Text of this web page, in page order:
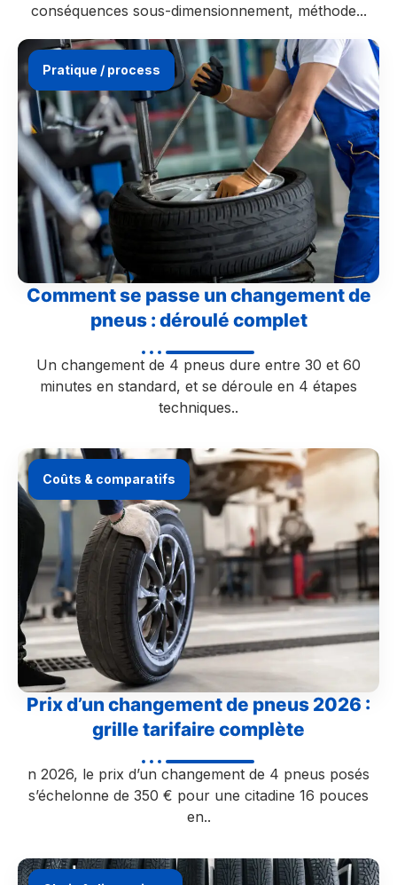
conséquences sous-dimensionnement, méthode...
Pratique / process
Comment se passe un changement de
pneus : déroulé complet
Un changement de 4 pneus dure entre 30 et 60
minutes en standard, et se déroule en 4 étapes
techniques..
Coûts & comparatifs
Prix d’un changement de pneus 2026 :
grille tarifaire complète
n 2026, le prix d’un changement de 4 pneus posés
s’échelonne de 350 € pour une citadine 16 pouces
en..